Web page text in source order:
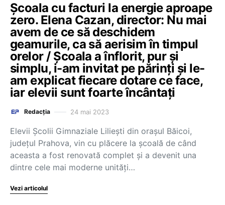
Școala cu facturi la energie aproape
zero. Elena Cazan, director: Nu mai
avem de ce să deschidem
geamurile, ca să aerisim în timpul
orelor / Școala a înflorit, pur și
simplu, i-am invitat pe părinți și le-
am explicat fiecare dotare ce face,
iar elevii sunt foarte încântați
Redacția 24 mai 2023
Elevii Școlii Gimnaziale Liliești din orașul Băicoi,
județul Prahova, vin cu plăcere la școală de când
aceasta a fost renovată complet și a devenit una
dintre cele mai moderne unități…
Vezi articolul